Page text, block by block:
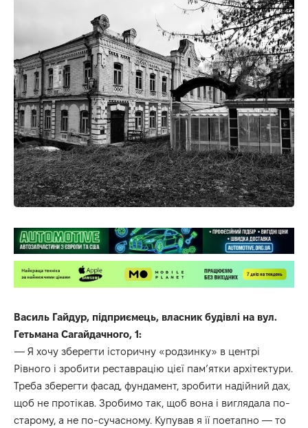
Василь Гайдур, підприємець, власник будівлі на вул.
Гетьмана Сагайдачного, 1:
— Я хочу зберегти історичну «родзинку» в центрі
Рівного і зробити реставрацію цієї пам’ятки архітектури.
Треба зберегти фасад, фундамент, зробити надійний дах,
щоб не протікав. Зробимо так, щоб вона і виглядала по-
старому, а не по-сучасному. Купував я її поетапно — то